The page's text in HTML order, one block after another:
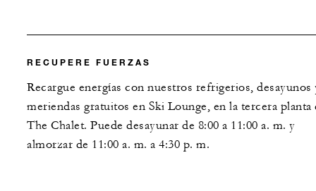
RECUPERE FUERZAS
Recargue energías con nuestros refrigerios, desayunos
meriendas gratuitos en Ski Lounge, en la tercera planta
The Chalet. Puede desayunar de 8:00 a 11:00 a. m. y
almorzar de 11:00 a. m. a 4:30 p. m.